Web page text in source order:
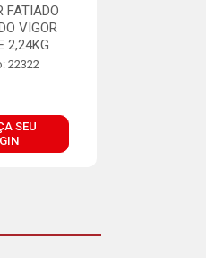
FATIADO
VIGOR
2,24KG
22322
SEU